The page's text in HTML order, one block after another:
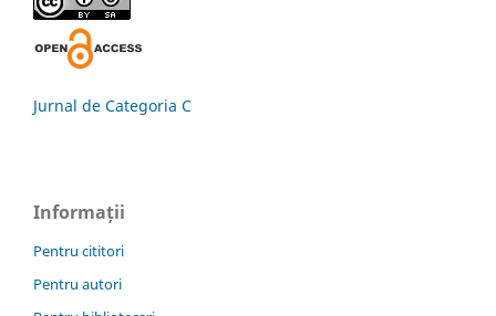
Jurnal de Categoria C
Informații
Pentru cititori
Pentru autori